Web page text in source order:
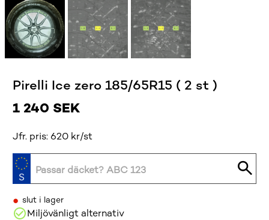
Pirelli Ice zero 185/65R15 ( 2 st )
1 240 SEK
Jfr. pris: 620 kr/st
• slut i lager
Miljövänligt alternativ